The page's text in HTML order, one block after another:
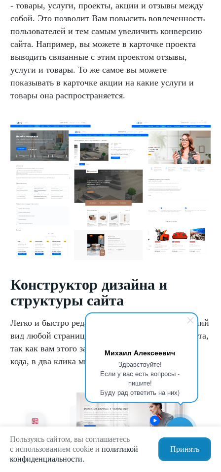
Михаил Алексеевич
Здравствуйте!
Если у вас есть вопросы -
пишите!
Буду рад ответить на них)
- товары, услуги, проекты, акции и отзывы между
собой. Это позволит Вам повысить вовлеченность
пользователей и тем самым увеличить конверсию
сайта. Например, вы можете в карточке проекта
выводить связанные с этим проектом отзывы,
услуги и товары. То же самое вы можете
показывать в карточке акции на какие услуги и
товары она распространяется.
Конструктор дизайна и
структуры сайта
Легко и быстро редактируйте структуру и внешний
вид любой страницы и отдельных элементов сайта,
так как вам этого захочется - без правки HTML-
кода, в два клика мыши.
Пользуясь сайтом, вы соглашаетесь
с использованием cookie и политикой
конфиденциальности.
Принять